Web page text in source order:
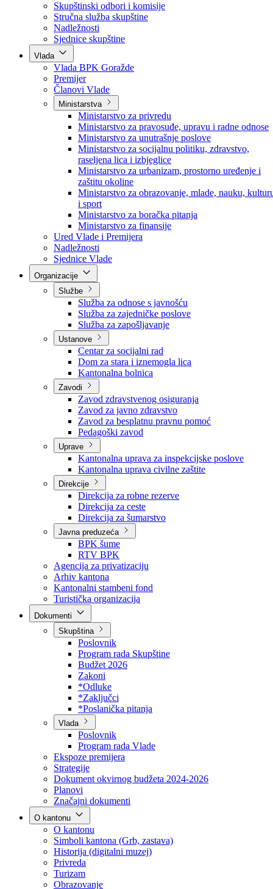
Poslanici po strankama
Poslanici po klubovima naroda
Kolegij skupštine
Skupštinski odbori i komisije
Stručna služba skupštine
Nadležnosti
Sjednice skupštine
Vlada
Vlada BPK Goražde
Premijer
Članovi Vlade
Ministarstva
Ministarstvo za privredu
Ministarstvo za pravosuđe, upravu i radne odnose
Ministarstvo za unutrašnje poslove
Ministarstvo za socijalnu politiku, zdravstvo,
raseljena lica i izbjeglice
Ministarstvo za urbanizam, prostorno uređenje i
zaštitu okoline
Ministarstvo za obrazovanje, mlade, nauku,
i sport
Ministarstvo za boračka pitanja
Ministarstvo za finansije
Ured Vlade i Premijera
Nadležnosti
Sjednice Vlade
Službe
Služba za odnose s javnošću
Služba za zajedničke poslove
Služba za zapošljavanje
Ustanove
Centar za socijalni rad
Dom za stara i iznemogla lica
Kantonalna bolnica
Zavodi
Zavod zdravstvenog osiguranja
Zavod za javno zdravstvo
Zavod za besplatnu pravnu pomoć
Pedagoški zavod
Uprave
Kantonalna uprava za inspekcijske poslove
Kantonalna uprava civilne zaštite
Direkcije
Direkcija za robne rezerve
Direkcija za ceste
Direkcija za šumarstvo
Javna preduzeća
BPK šume
RTV BPK
Agencija za privatizaciju
Arhiv kantona
Kantonalni stambeni fond
Turistička organizacija
Skupština
Poslovnik
Program rada Skupštine
Budžet 2026
Zakoni
*Odluke
*Zaključci
*Poslanička pitanja
Vlada
Poslovnik
Program rada Vlade
Ekspoze premijera
Strategije
Dokument okvirnog budžeta 2024-2026
Planovi
Značajni dokumenti
O kantonu
O kantonu
Simboli kantona (Grb, zastava)
Historija (digitalni muzej)